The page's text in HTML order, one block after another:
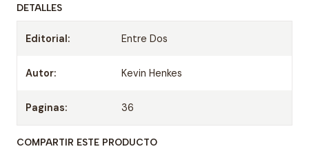
DETALLES
Editorial: Entre Dos
Autor: Kevin Henkes
Paginas: 36
COMPARTIR ESTE PRODUCTO